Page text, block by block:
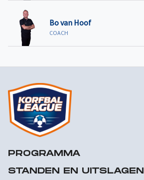
Bo van Hoof
COACH
PROGRAMMA
STANDEN EN UITSLAGEN